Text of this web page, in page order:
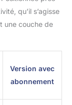
qu’il s’agisse
une couche de
Version avec
abonnement